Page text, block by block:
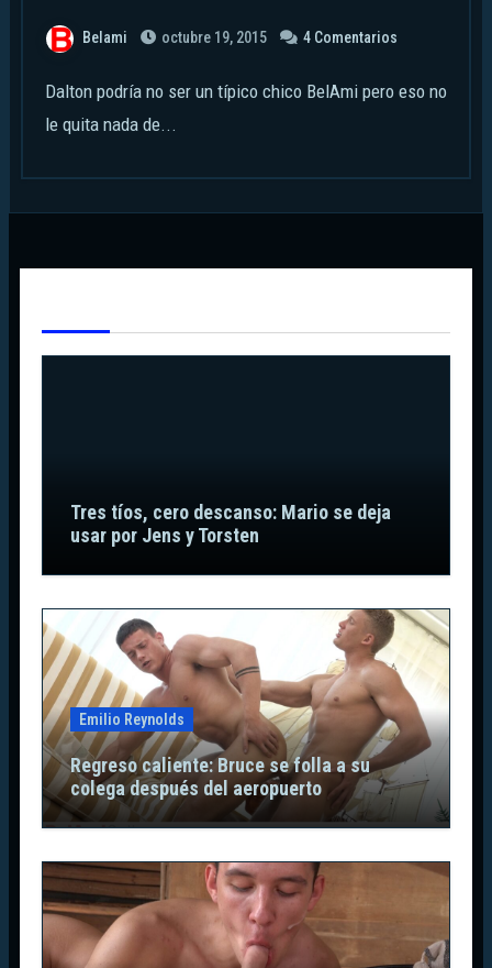
Belami octubre 19, 2015 4 Comentarios
Dalton podría no ser un típico chico BelAmi pero eso no
le quita nada de...
Tres tíos, cero descanso: Mario se deja
usar por Jens y Torsten
Emilio Reynolds
Regreso caliente: Bruce se folla a su
colega después del aeropuerto